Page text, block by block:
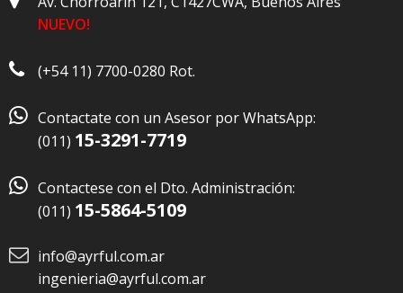
NUEVO!
(+54 11) 7700-0280 Rot.
 Contactate con un Asesor por WhatsApp:
(011) 15-3291-7719
 Contactese con el Dto. Administración:
(011) 15-5864-5109
info@ayrful.com.ar
ingenieria@ayrful.com.ar